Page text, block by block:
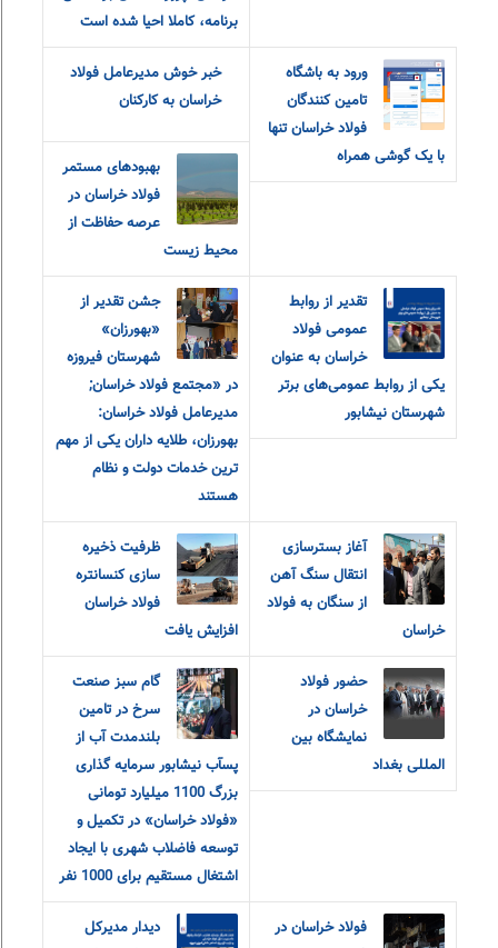
برنامه، کاملا احیا شده است
ورود به باشگاه
تامین کنندگان
فولاد خراسان تنها
با یک گوشی همراه
خبر خوش مدیرعامل فولاد
خراسان به کارکنان
بهبودهای مستمر
فولاد خراسان در
عرصه حفاظت از
محیط زیست
تقدیر از روابط‌
عمومی فولاد
خراسان به عنوان
یکی از روابط‌ عمومی‌های برتر
شهرستان نیشابور
جشن تقدیر از
«بهورزان»
شهرستان فیروزه
در «مجتمع فولاد خراسان;
مدیرعامل فولاد خراسان:
بهورزان، طلایه داران یکی از مهم
ترین خدمات دولت و نظام
هستند
آغاز بسترسازی
انتقال سنگ آهن
از سنگان به فولاد
خراسان
ظرفیت ذخیره
سازی کنسانتره
فولاد خراسان
افزایش یافت
حضور فولاد
خراسان در
نمایشگاه بین
المللی بغداد
گام سبز صنعت
سرخ در تامین
بلندمدت آب از
پسآب نیشابور سرمایه گذاری
بزرگ 1100 میلیارد تومانی
«فولاد خراسان» در تکمیل و
توسعه فاضلاب شهری با ایجاد
اشتغال مستقیم برای 1000 نفر
فولاد خراسان در
دیدار مدیرکل